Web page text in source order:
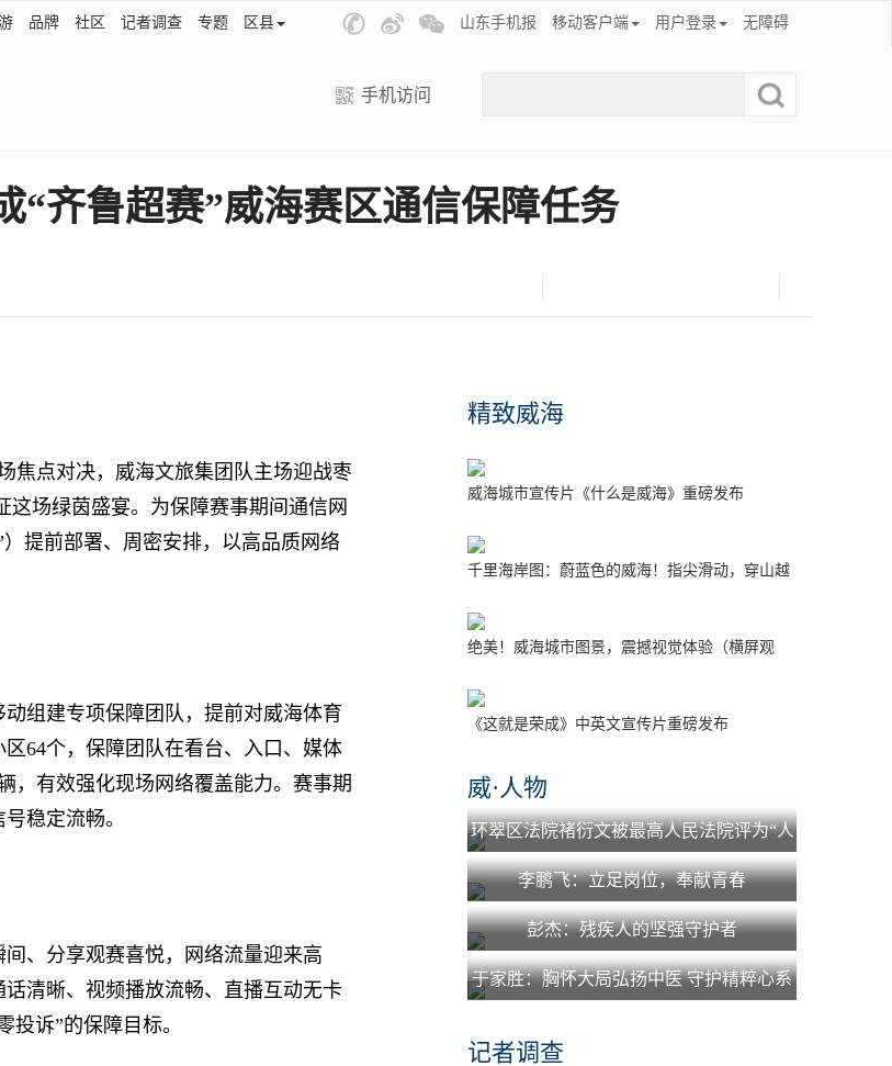
品牌 社区 记者调查 专题 区县 山东手机报 移动客户端 用户登录 无障碍
手机访问
“齐鲁超赛”威海赛区通信保障任务
点对决，威海文旅集团队主场迎战枣
场绿茵盛宴。为保障赛事期间通信网
提前部署、周密安排，以高品质网络
组建专项保障团队，提前对威海体育
64个，保障团队在看台、入口、媒体
，有效强化现场网络覆盖能力。赛事期
稳定流畅。
、分享观赛喜悦，网络流量迎来高
清晰、视频播放流畅、直播互动无卡
诉”的保障目标。
精致威海
威海城市宣传片《什么是威海》重磅发布
千里海岸图：蔚蓝色的威海！指尖滑动，穿山越
绝美！威海城市图景，震撼视觉体验（横屏观
《这就是荣成》中英文宣传片重磅发布
威·人物
环翠区法院褚衍文被最高人民法院评为“人
民法院少年法庭工作先进个人”
李鹏飞：立足岗位，奉献青春
彭杰：残疾人的坚强守护者
于家胜：胸怀大局弘扬中医 守护精粹心系
记者调查